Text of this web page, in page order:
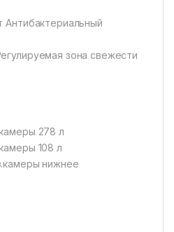
Антибактериальный
зона свежести
278 л
108 л
нижнее